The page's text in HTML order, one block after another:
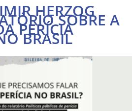
HERZOG
SOBRE A
PERÍCIA
BRASIL